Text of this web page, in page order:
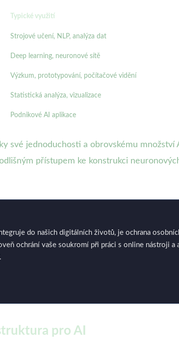
Typické využití
Strojové učení, NLP, analýza dat
Deep learning, neuronové sítě
Výzkum, prototypování, počítačové vidění
Statistická analýza, vizualizace
Podnikové AI aplikace
své jednoduchosti a obrovskému množství
přístupem ke konstrukci
do našich digitálních životů, je ochrana
ochrání vaše soukromí při práci s online nástroji
pro AI